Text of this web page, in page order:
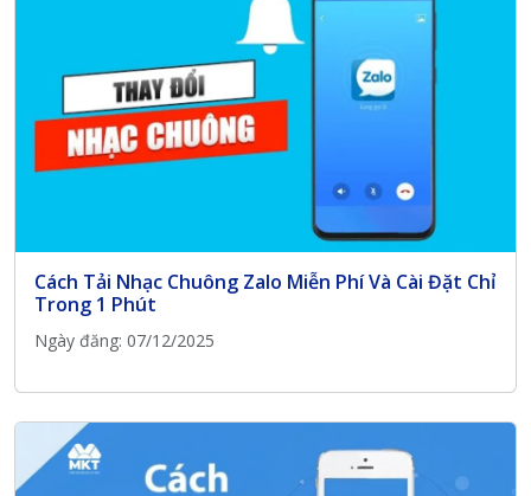
Cách Tải Nhạc Chuông Zalo Miễn Phí Và Cài Đặt Chỉ
Trong 1 Phút
Ngày đăng: 07/12/2025